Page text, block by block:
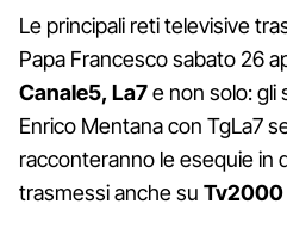
Le principali reti televisive
Papa Francesco sabato 26
Canale5, La7e non solo: gli
Enrico Mentana con TgLa7
racconteranno le esequie in
trasmessi anche su Tv2000